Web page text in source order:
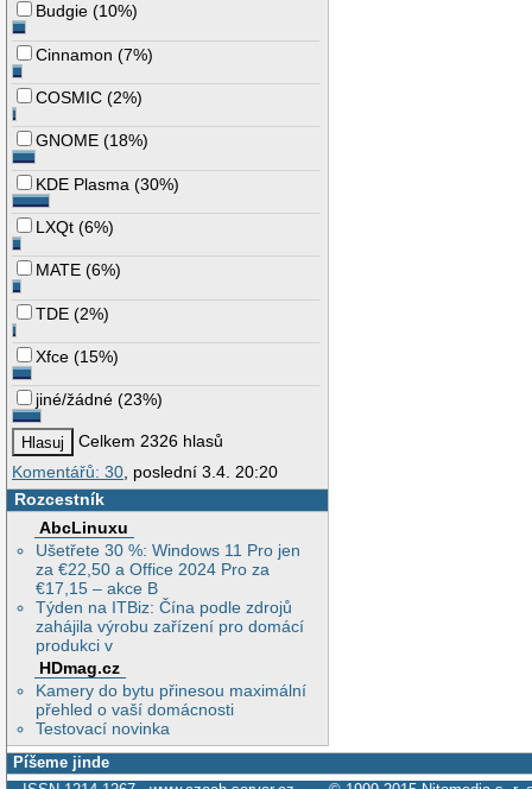
Budgie (10%)
Cinnamon (7%)
COSMIC (2%)
GNOME (18%)
KDE Plasma (30%)
LXQt (6%)
MATE (6%)
TDE (2%)
Xfce (15%)
jiné/žádné (23%)
Celkem 2326 hlasů
Komentářů: 30 , poslední 3.4. 20:20
Rozcestník
AbcLinuxu
Ušetřete 30 %: Windows 11 Pro jen
za €22,50 a Office 2024 Pro za
€17,15 – akce B
Týden na ITBiz: Čína podle zdrojů
zahájila výrobu zařízení pro domácí
produkci v
HDmag.cz
Kamery do bytu přinesou maximální
přehled o vaší domácnosti
Testovací novinka
Píšeme jinde